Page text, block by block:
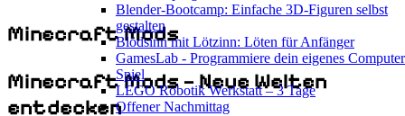
Blender-Bootcamp: Einfache 3D-Figuren selbst
gestalten
Blödsinn mit Lötzinn: Löten für Anfänger
GamesLab - Programmiere dein eigenes
Spiel
LEGO Robotik Werkstatt – 3 Tage
Offener Nachmittag
Minecraft Mods
Minecraft Mods – Neue Welten
entdecken